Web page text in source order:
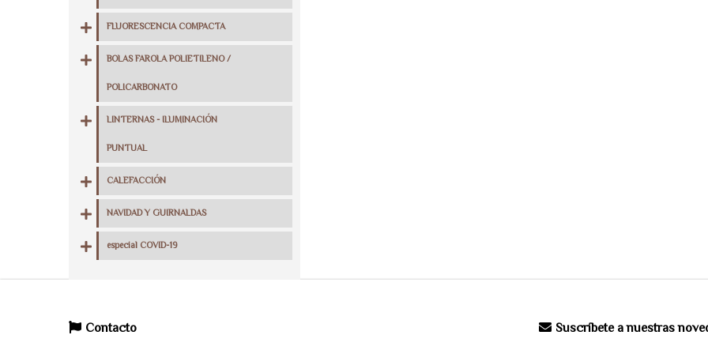
FLUORESCENCIA COMPACTA
BOLAS FAROLA POLIETILENO /
POLICARBONATO
LINTERNAS - ILUMINACIÓN
PUNTUAL
CALEFACCIÓN
NAVIDAD Y GUIRNALDAS
especial COVID-19
Contacto Suscríbete a nuestras